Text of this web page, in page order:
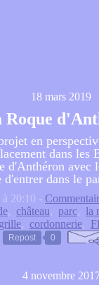
18 mars 2019
Roque
en
dans les
d'Anthéron avec
d'entrer dans le
à 20:10 -
, château, parc, la
grille, cordonnerie,
Repost 0
4 novembre